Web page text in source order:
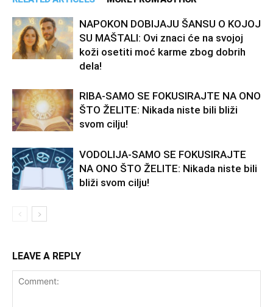
NAPOKON DOBIJAJU ŠANSU O KOJOJ
SU MAŠTALI: Ovi znaci će na svojoj
koži osetiti moć karme zbog dobrih
dela!
RIBA-SAMO SE FOKUSIRAJTE NA ONO
ŠTO ŽELITE: Nikada niste bili bliži
svom cilju!
VODOLIJA-SAMO SE FOKUSIRAJTE
NA ONO ŠTO ŽELITE: Nikada niste bili
bliži svom cilju!
LEAVE A REPLY